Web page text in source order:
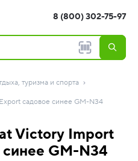
8 (800) 302-75-97
туризма и спорта
садовое синее GM-N34
Victory Import
GM-N34